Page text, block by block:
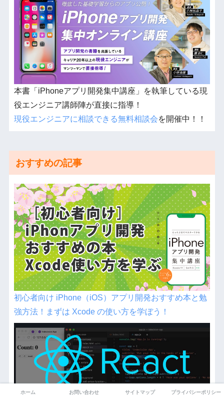
本書「iPhoneアプリ開発集中講座」を執筆している現
役エンジニア講師陣が直接に指導！
現役エンジニアに相談できる無料相談会を開催中！！
おすすめの記事
初心者向け iPhone（iOS）アプリ開発おすすめ本と勉
強方法！まずは Xcode の使い方を学ぼう！
ホーム お問い合わせ サイトマップ プライバシーポリシー